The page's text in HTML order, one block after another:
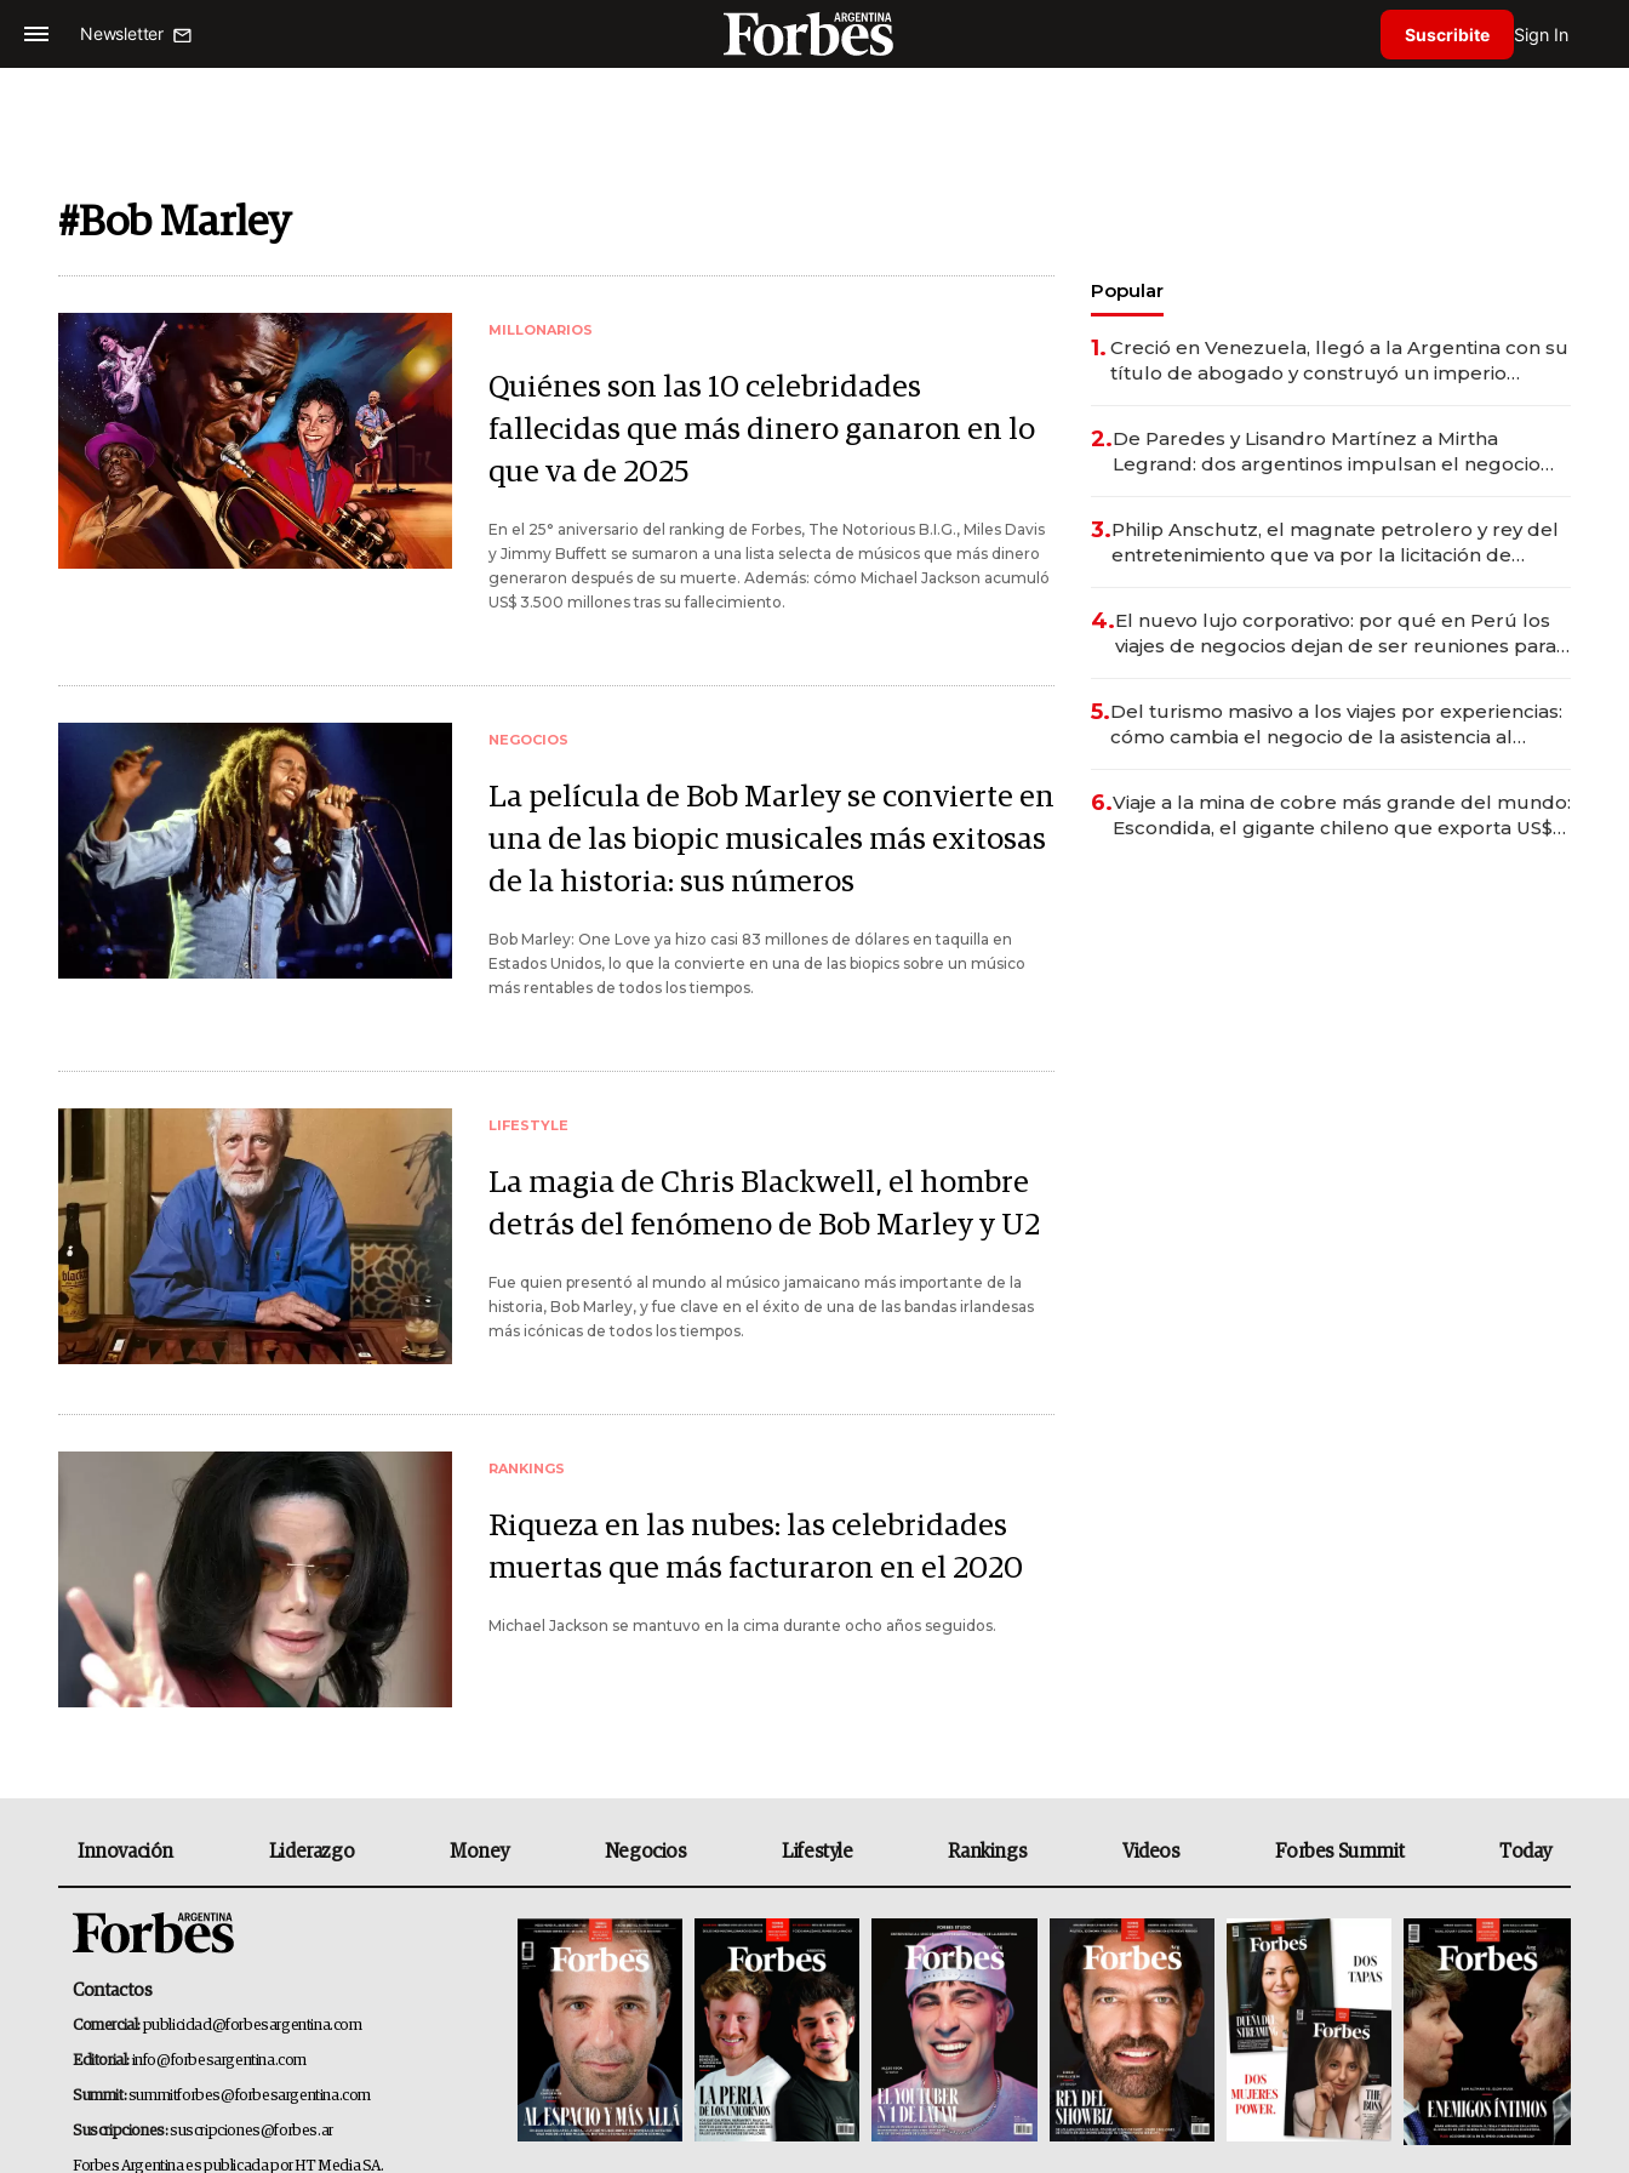
Newsletter Suscribite Sign In
#Bob Marley
MILLONARIOS
Quiénes son las 10 celebridades
fallecidas que más dinero ganaron en lo
que va de 2025
En el 25° aniversario del ranking de Forbes, The Notorious B.I.G., Miles Davis
y Jimmy Buffett se sumaron a una lista selecta de músicos que más dinero
generaron después de su muerte. Además: cómo Michael Jackson acumuló
US$ 3.500 millones tras su fallecimiento.
NEGOCIOS
La película de Bob Marley se convierte en
una de las biopic musicales más exitosas
de la historia: sus números
Bob Marley: One Love ya hizo casi 83 millones de dólares en taquilla en
Estados Unidos, lo que la convierte en una de las biopics sobre un músico
más rentables de todos los tiempos.
LIFESTYLE
La magia de Chris Blackwell, el hombre
detrás del fenómeno de Bob Marley y U2
Fue quien presentó al mundo al músico jamaicano más importante de la
historia, Bob Marley, y fue clave en el éxito de una de las bandas irlandesas
más icónicas de todos los tiempos.
RANKINGS
Riqueza en las nubes: las celebridades
muertas que más facturaron en el 2020
Michael Jackson se mantuvo en la cima durante ocho años seguidos.
Popular
1. Creció en Venezuela, llegó a la Argentina con su
título de abogado y construyó un imperio
2.De Paredes y Lisandro Martínez a Mirtha
Legrand: dos argentinos impulsan el negocio
3.Philip Anschutz, el magnate petrolero y rey del
entretenimiento que va por la licitación de
4.El nuevo lujo corporativo: por qué en Perú los
viajes de negocios dejan de ser reuniones para
5.Del turismo masivo a los viajes por experiencias:
cómo cambia el negocio de la asistencia al
6.Viaje a la mina de cobre más grande del mundo:
Escondida, el gigante chileno que exporta US$
Innovación Liderazgo Money Negocios Lifestyle Rankings Videos Forbes Summit Today
Contactos
Comercial:publicidad@forbesargentina.com
Editorial:info@forbesargentina.com
Summit:summitforbes@forbesargentina.com
Suscripciones:suscripciones@forbes.ar
Forbes Argentina es publicada por HT Media SA.